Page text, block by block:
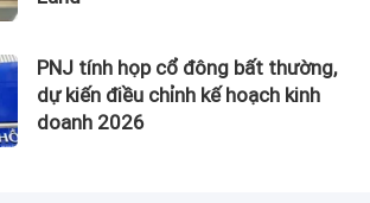
PNJ tính họp cổ đông bất thường,
dự kiến điều chỉnh kế hoạch kinh
doanh 2026